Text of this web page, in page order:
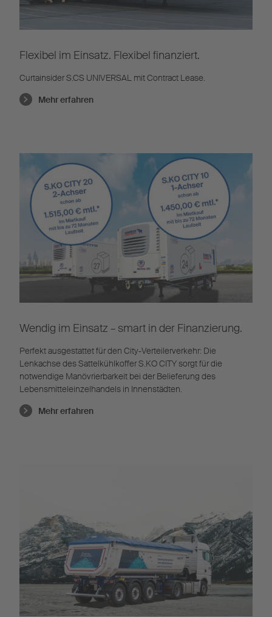
Flexibel im Einsatz. Flexibel finanziert.
Curtainsider S.CS UNIVERSAL mit Contract Lease.
Mehr erfahren
Wendig im Einsatz – smart in der Finanzierung.
Perfekt ausgestattet für den City-Verteilerverkehr: Die
Lenkachse des Sattelkühlkoffer S.KO CITY sorgt für die
notwendige Manövrierbarkeit bei der Belieferung des
Lebensmitteleinzelhandels in Innenstädten.
Mehr erfahren